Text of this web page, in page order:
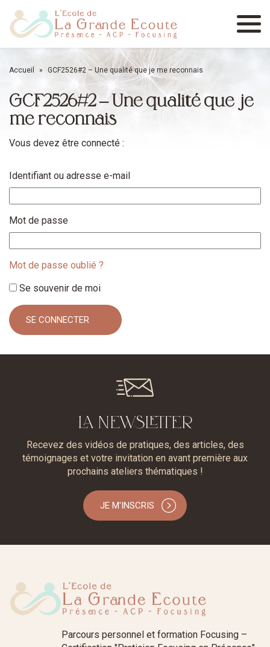
Menu
Accueil » GCF2526#2 – Une qualité que je me reconnais
GCF2526#2 – Une qualité que je
me reconnais
Vous devez être connecté :
Identifiant ou adresse e-mail
Mot de passe
Mot de passe oublié ?
Se souvenir de moi
LA NEWSLETTER
Recevez des vidéos de pratiques, des articles, des
témoignages et votre invitation en avant première aux
prochains ateliers thématiques !
JE M'INSCRIS
Parcours personnel et formation Focusing –